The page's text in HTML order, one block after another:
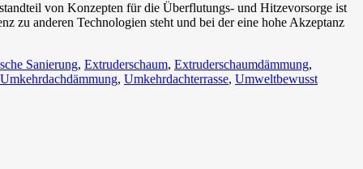
von Konzepten für die Überflutungs- und Hitzevorsorge ist
zu anderen Technologien steht und bei der eine hohe Akzeptanz
Sanierung, Extruderschaum, Extruderschaumdämmung,
Umkehrdachdämmung, Umkehrdachterrasse, Umweltbewusst